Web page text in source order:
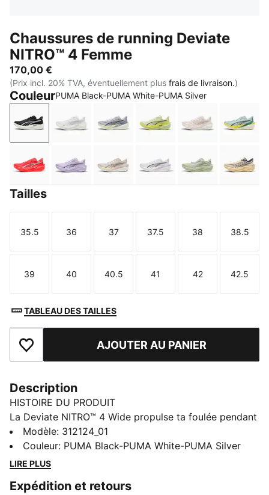
Chaussures de running Deviate
NITRO™ 4 Femme
170,00 €
(Prix incl. 20% TVA, éventuellement plus frais de livraison.)
CouleurPUMA Black-PUMA White-PUMA Silver
PUMA Black-PUMA White-PUMA Silver
PUMA White-Feather Gray
Vibrant Silver-Apple Spritz
Apple Spritz-Lux Lime
Jasmine Fresh
Ultra Red-PUMA Silver
Light Lavender-Inky Depths
Alpine Snow-Misty Pink
PUMA White-Light
Soft Grass-
Tailles
Taille
35.5
Taille
36
Taille
37
Taille
37.5
Taille
38
Taille
38.5
Taille
39
Taille
40
Taille
40.5
Taille
41
Taille
42
Taille
42.5
TABLEAU DES TAILLES
Ajouter aux favorisAJOUTER AU PANIER
Description
HISTOIRE DU PRODUIT
La Deviate NITRO™ 4 Wide propulse ta foulée pendant
tes runs quotidiens. La mousse NiTRO™ offre un retour
d’énergie réactif, tandis que la tige en mesh respirant
et la plaque PWRPLATE assurent une propulsion fluide
CARACTÉRISTIQUES + AVANTAGES
Modèle: 312124_01
Couleur: PUMA Black-PUMA White-PUMA Silver
LIRE PLUS
Expédition et retours